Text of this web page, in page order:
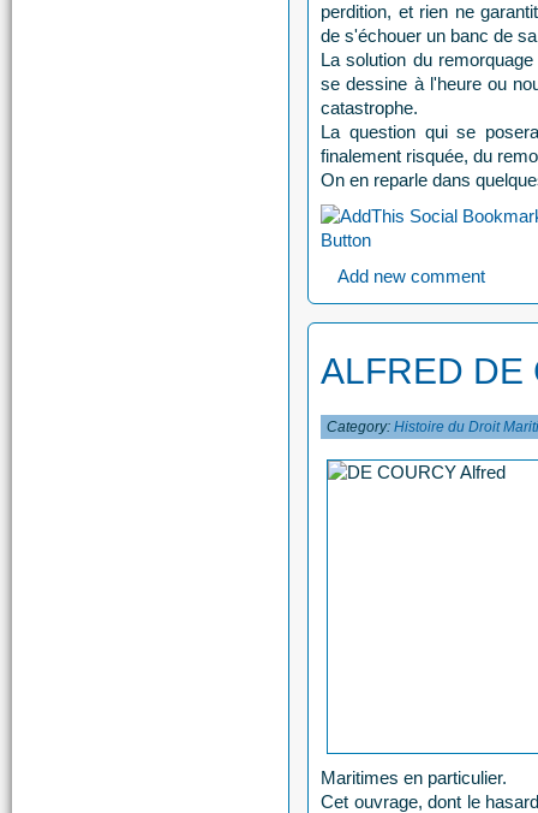
perdition, et rien ne
de s'échouer un banc de
La solution du
se dessine à l'heure ou
catastrophe.
La question qui se
finalement risquée, du
On en reparle dans
Add new comment
ALFRED DE
Category:Histoire du Droit
Maritimes en particulier.
Cet ouvrage, dont le